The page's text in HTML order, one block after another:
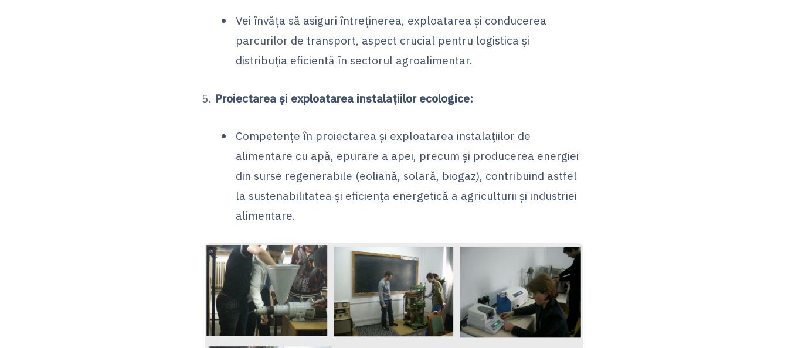
Vei învăța să asiguri întreținerea, exploatarea și conducerea
parcurilor de transport, aspect crucial pentru logistica și
distribuția eficientă în sectorul agroalimentar.
Proiectarea și exploatarea instalațiilor ecologice:
Competențe în proiectarea și exploatarea instalațiilor de
alimentare cu apă, epurare a apei, precum și producerea energiei
din surse regenerabile (eoliană, solară, biogaz), contribuind astfel
la sustenabilitatea și eficiența energetică a agriculturii și industriei
alimentare.